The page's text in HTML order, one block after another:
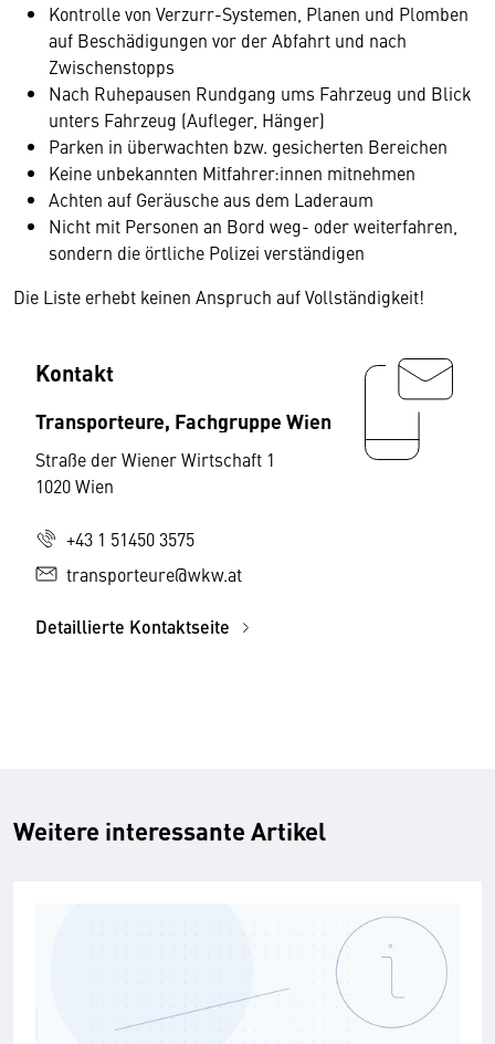
Kontrolle von Verzurr-Systemen, Planen und Plomben
auf Beschädigungen vor der Abfahrt und nach
Zwischenstopps
Nach Ruhepausen Rundgang ums Fahrzeug und Blick
unters Fahrzeug (Aufleger, Hänger)
Parken in überwachten bzw. gesicherten Bereichen
Keine unbekannten Mitfahrer:innen mitnehmen
Achten auf Geräusche aus dem Laderaum
Nicht mit Personen an Bord weg- oder weiterfahren,
sondern die örtliche Polizei verständigen
Die Liste erhebt keinen Anspruch auf Vollständigkeit!
Kontakt
Transporteure, Fachgruppe Wien
Straße der Wiener Wirtschaft 1
1020 Wien
+43 1 51450 3575
transporteure@wkw.at
Detaillierte Kontaktseite
Weitere interessante Artikel